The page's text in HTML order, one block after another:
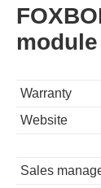
Warranty
Website
Sales